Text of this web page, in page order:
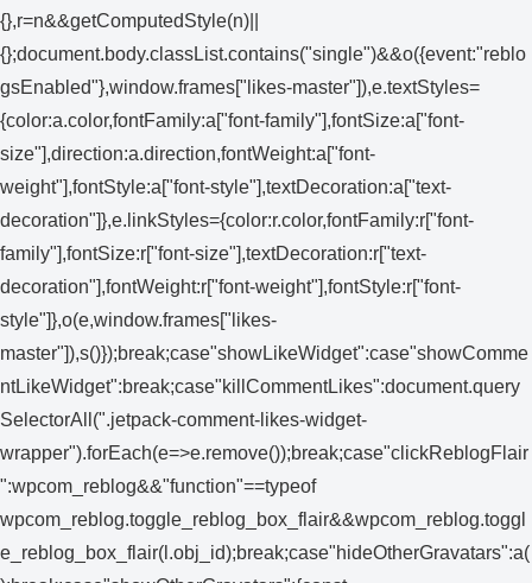
{},r=n&&getComputedStyle(n)||
{};document.body.classList.contains("single")&&o({event:"reblo
gsEnabled"},window.frames["likes-master"]),e.textStyles=
{color:a.color,fontFamily:a["font-family"],fontSize:a["font-
size"],direction:a.direction,fontWeight:a["font-
weight"],fontStyle:a["font-style"],textDecoration:a["text-
decoration"]},e.linkStyles={color:r.color,fontFamily:r["font-
family"],fontSize:r["font-size"],textDecoration:r["text-
decoration"],fontWeight:r["font-weight"],fontStyle:r["font-
style"]},o(e,window.frames["likes-
master"]),s()});break;case"showLikeWidget":case"showComme
ntLikeWidget":break;case"killCommentLikes":document.query
SelectorAll(".jetpack-comment-likes-widget-
wrapper").forEach(e=>e.remove());break;case"clickReblogFlair
":wpcom_reblog&&"function"==typeof
wpcom_reblog.toggle_reblog_box_flair&&wpcom_reblog.toggl
e_reblog_box_flair(l.obj_id);break;case"hideOtherGravatars":a(